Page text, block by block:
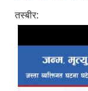
तस्बीर: